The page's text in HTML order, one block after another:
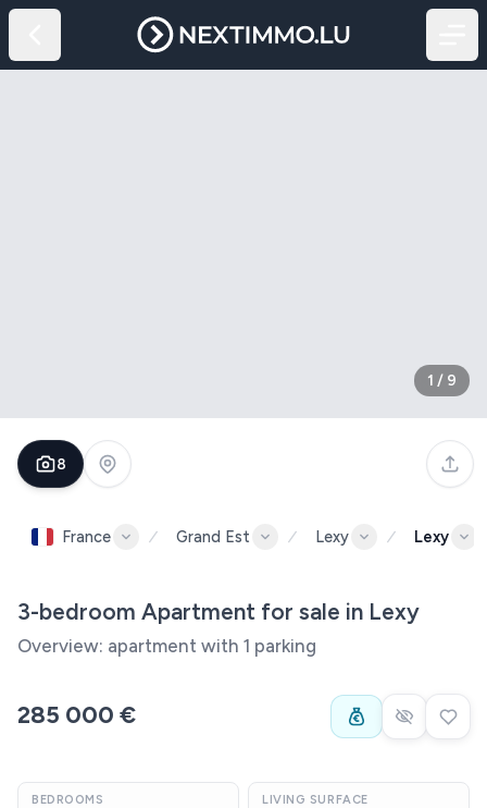
1 / 9
8
France Grand Est Lexy Lexy
3-bedroom Apartment for sale in Lexy
Overview: apartment with 1 parking
285 000 €
BEDROOMS LIVING SURFACE